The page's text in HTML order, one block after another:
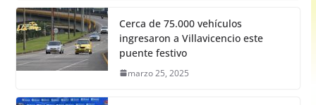
Cerca de 75.000 vehículos
ingresaron a Villavicencio este
puente festivo
marzo 25, 2025